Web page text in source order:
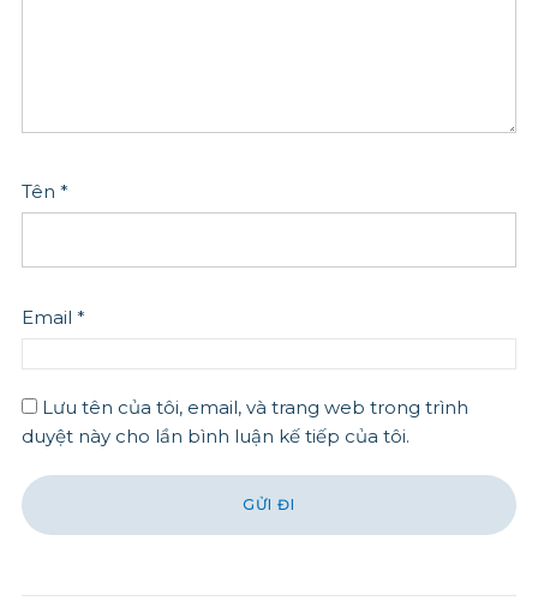
Tên *
Email *
Lưu tên của tôi, email, và trang web trong trình
duyệt này cho lần bình luận kế tiếp của tôi.